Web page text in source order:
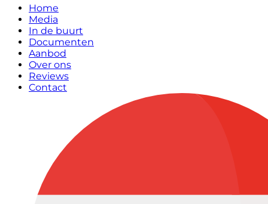
Home
Media
In de buurt
Documenten
Aanbod
Over ons
Reviews
Contact